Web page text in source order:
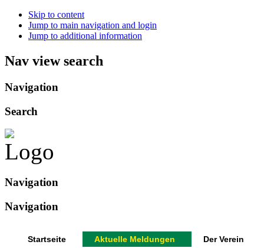
Skip to content
Jump to main navigation and login
Jump to additional information
Nav view search
Navigation
Search
Navigation
Navigation
Startseite Aktuelle Meldungen Der Verein